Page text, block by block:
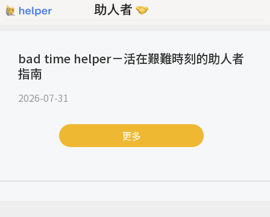
bad time helper－活在艱難時刻的助人者
指南
2026-07-31
更多